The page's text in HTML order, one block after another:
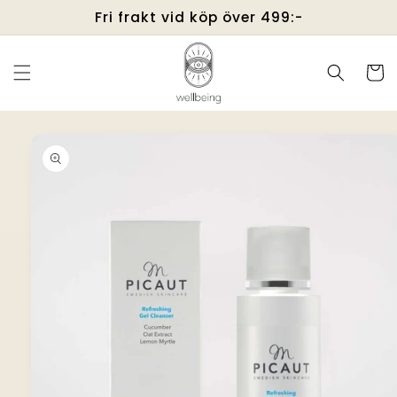
Fri frakt vid köp över 499:-